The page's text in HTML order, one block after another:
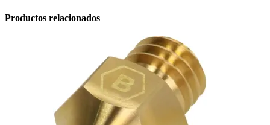
Productos relacionados